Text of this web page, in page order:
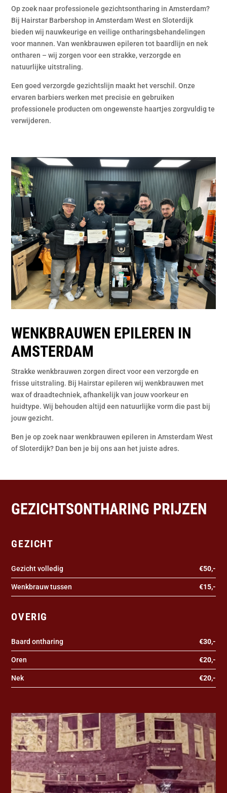
Op zoek naar professionele gezichtsontharing in Amsterdam?
Bij Hairstar Barbershop in Amsterdam West en Sloterdijk
bieden wij nauwkeurige en veilige ontharingsbehandelingen
voor mannen. Van wenkbrauwen epileren tot baardlijn en nek
ontharen – wij zorgen voor een strakke, verzorgde en
natuurlijke uitstraling.
Een goed verzorgde gezichtslijn maakt het verschil. Onze
ervaren barbiers werken met precisie en gebruiken
professionele producten om ongewenste haartjes zorgvuldig te
verwijderen.
WENKBRAUWEN EPILEREN IN
AMSTERDAM
Strakke wenkbrauwen zorgen direct voor een verzorgde en
frisse uitstraling. Bij Hairstar epileren wij wenkbrauwen met
wax of draadtechniek, afhankelijk van jouw voorkeur en
huidtype. Wij behouden altijd een natuurlijke vorm die past bij
jouw gezicht.
Ben je op zoek naar wenkbrauwen epileren in Amsterdam West
of Sloterdijk? Dan ben je bij ons aan het juiste adres.
GEZICHTSONTHARING PRIJZEN
GEZICHT
Gezicht volledig €50,-
Wenkbrauw tussen €15,-
OVERIG
Baard ontharing €30,-
Oren €20,-
Nek €20,-